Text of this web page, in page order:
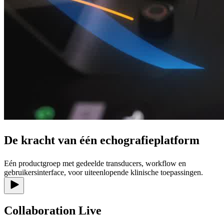
De kracht van één echografieplatform
Eén productgroep met gedeelde transducers, workflow en
gebruikersinterface, voor uiteenlopende klinische toepassingen.
Collaboration Live